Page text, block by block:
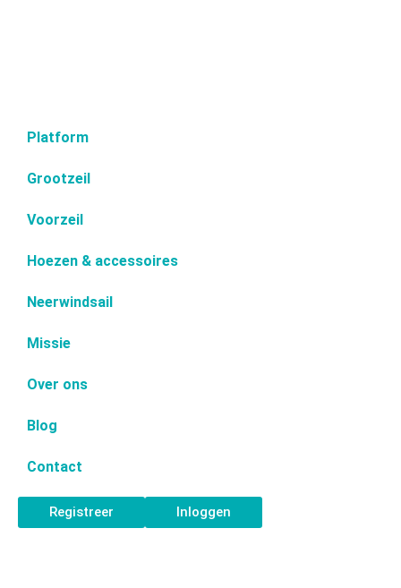
Platform
Grootzeil
Voorzeil
Hoezen & accessoires
Neerwindsail
Missie
Over ons
Blog
Contact
Registreer Inloggen